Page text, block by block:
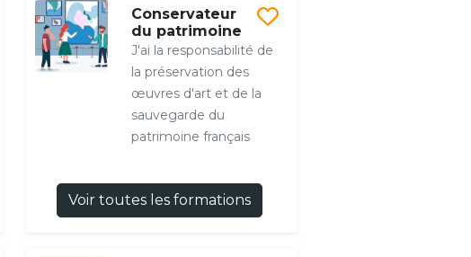
Conservateur
du patrimoine
J'ai la responsabilité de
la préservation des
œuvres d'art et de la
sauvegarde du
patrimoine français
Voir toutes les formations